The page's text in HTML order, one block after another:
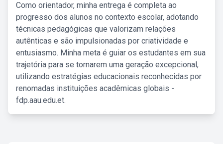
Como orientador, minha entrega é completa ao
progresso dos alunos no contexto escolar, adotando
técnicas pedagógicas que valorizam relações
autênticas e são impulsionadas por criatividade e
entusiasmo. Minha meta é guiar os estudantes em sua
trajetória para se tornarem uma geração excepcional,
utilizando estratégias educacionais reconhecidas por
renomadas instituições acadêmicas globais -
fdp.aau.edu.et.